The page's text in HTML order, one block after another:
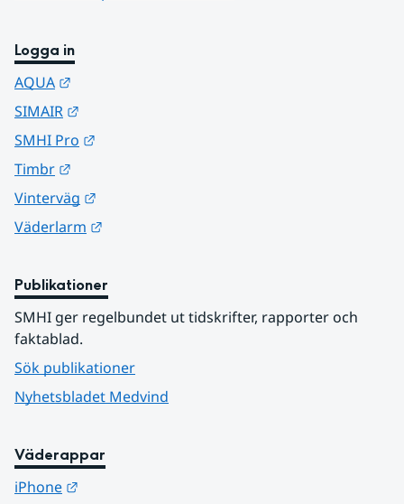
Logga in
AQUA
SIMAIR
SMHI Pro
Timbr
Vinterväg
Väderlarm
Publikationer
SMHI ger regelbundet ut tidskrifter, rapporter och
faktablad.
Sök publikationer
Nyhetsbladet Medvind
Väderappar
iPhone